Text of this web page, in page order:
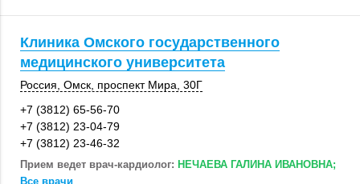
Клиника Омского государственного
медицинского университета
Россия Омск проспект Мира 30Г
+7 (3812) 65-56-70
+7 (3812) 23-04-79
+7 (3812) 23-46-32
Прием ведет врач-кардиолог: НЕЧАЕВА ГАЛИНА ИВАНОВНА;
Все врачи